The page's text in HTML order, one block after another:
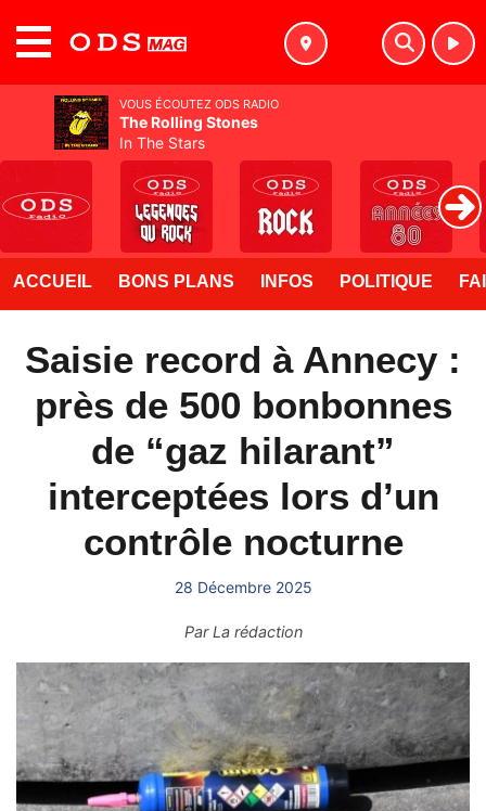
ACCUEIL BONS PLANS INFOS POLITIQUE
Saisie record à Annecy :
près de 500 bonbonnes
de “gaz hilarant”
interceptées lors d’un
contrôle nocturne
28 Décembre 2025
ParLa rédaction
VOUS ÉCOUTEZ ODS RADIO
The Rolling Stones
In The Stars